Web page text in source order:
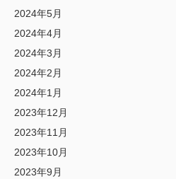
2024年5月
2024年4月
2024年3月
2024年2月
2024年1月
2023年12月
2023年11月
2023年10月
2023年9月